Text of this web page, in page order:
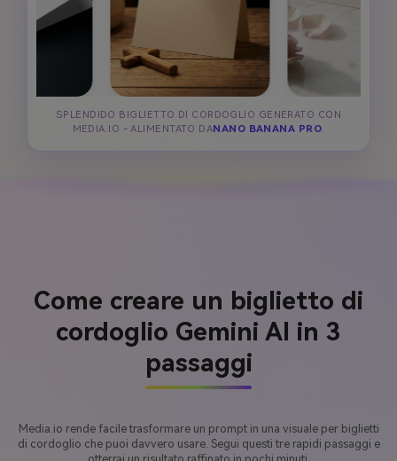
SPLENDIDO BIGLIETTO DI CORDOGLIO GENERATO CON
MEDIA.IO - ALIMENTATO DANANO BANANA PRO.
Come creare un biglietto di
cordoglio Gemini AI in 3
passaggi
Media.io rende facile trasformare un prompt in una visuale per biglietti
di cordoglio che puoi davvero usare. Segui questi tre rapidi passaggi e